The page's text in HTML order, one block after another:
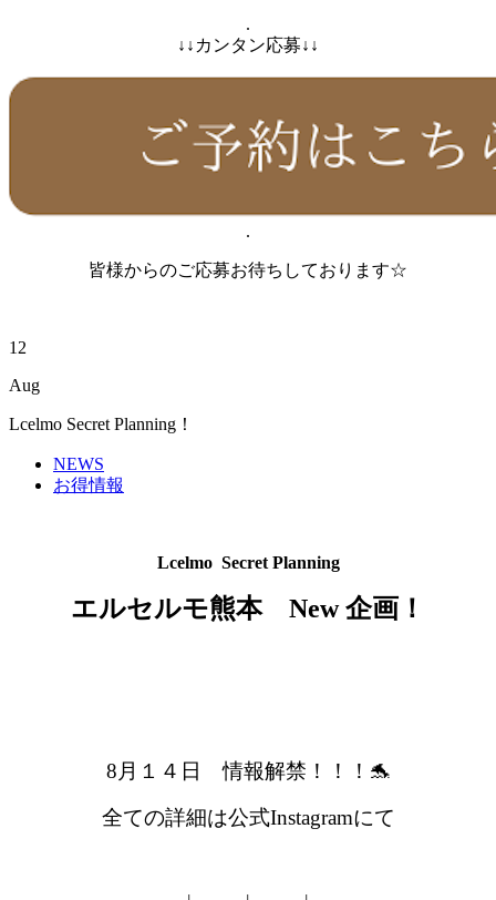
.
↓↓カンタン応募↓↓
.
皆様からのご応募お待ちしております☆
12
Aug
Lcelmo Secret Planning！
NEWS
お得情報
Lcelmo Secret Planning
エルセルモ熊本 New 企画！
8月１４日 情報解禁！！！🐬
全ての詳細は公式Instagramにて